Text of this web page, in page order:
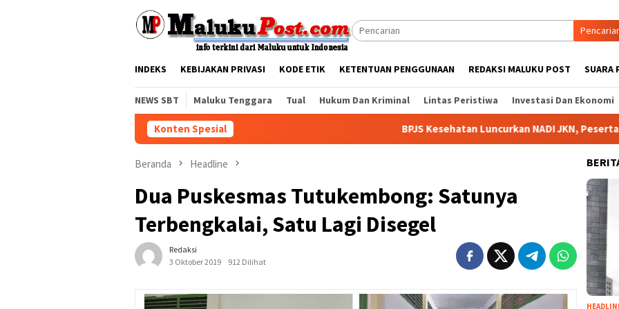
INDEKS KEBIJAKAN PRIVASI KODE ETIK KETENTUAN PENGGUNAAN REDAKSI MALUKU POST SUARA
NEWS SBT Maluku Tenggara Tual Hukum Dan Kriminal Lintas Peristiwa Investasi Dan Ekonomi
Konten Spesial BPJS Kesehatan Luncurkan NADI JKN, Peserta Kini Bisa
Beranda Headline
Dua Puskesmas Tutukembong: Satunya
Terbengkalai, Satu Lagi Disegel
Redaksi
3 Oktober 2019
912 Dilihat